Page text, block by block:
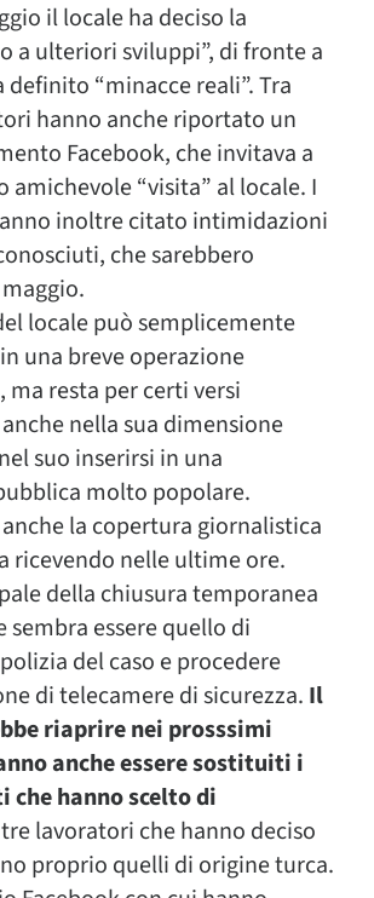
il locale ha deciso la
a ulteriori sviluppi”, di fronte a
definito “minacce reali”. Tra
hanno anche riportato un
Facebook, che invitava a
amichevole “visita” al locale. I
inoltre citato intimidazioni
che sarebbero
locale può semplicemente
una breve operazione
resta per certi versi
nella sua dimensione
suo inserirsi in una
molto popolare.
la copertura giornalistica
ricevendo nelle ultime ore.
della chiusura temporanea
essere quello di
del caso e procedere
di telecamere di sicurezza. Il
riaprire nei prosssimi
anche essere sostituiti i
hanno scelto di
lavoratori che hanno deciso
proprio quelli di origine turca.